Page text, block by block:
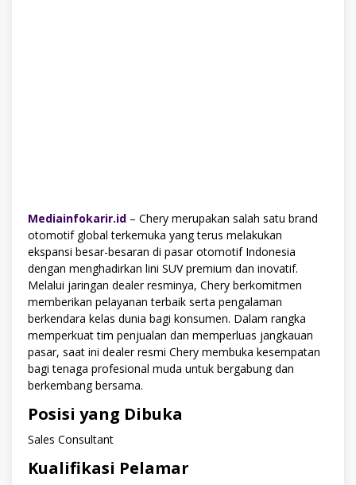
Mediainfokarir.id – Chery merupakan salah satu brand
otomotif global terkemuka yang terus melakukan
ekspansi besar-besaran di pasar otomotif Indonesia
dengan menghadirkan lini SUV premium dan inovatif.
Melalui jaringan dealer resminya, Chery berkomitmen
memberikan pelayanan terbaik serta pengalaman
berkendara kelas dunia bagi konsumen. Dalam rangka
memperkuat tim penjualan dan memperluas jangkauan
pasar, saat ini dealer resmi Chery membuka kesempatan
bagi tenaga profesional muda untuk bergabung dan
berkembang bersama.
Posisi yang Dibuka
Sales Consultant
Kualifikasi Pelamar